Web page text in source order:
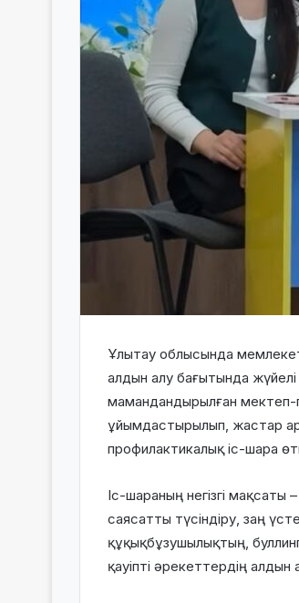
Ұлытау облысында
алдын алу бағытында
мамандандырылған мектеп-
ұйымдастырылып, жастар
профилактикалық іс-шара
Іс-шараның негізгі
саясатты түсіндіру, заң
құқықбұзушылықтың,
қауіпті әрекеттердің